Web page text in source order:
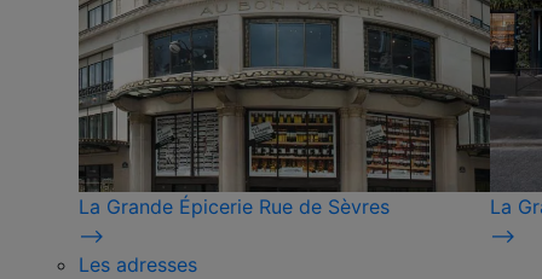
La Grande Épicerie Rue de Sèvres
⟶
La
⟶
Les adresses